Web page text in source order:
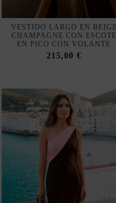
VESTIDO DE FIESTA LARGO
MARRÓN CHOCOLATE CON
CAPA ROSA Y ESCOTE
ASIMÉTRICO
120,00 €